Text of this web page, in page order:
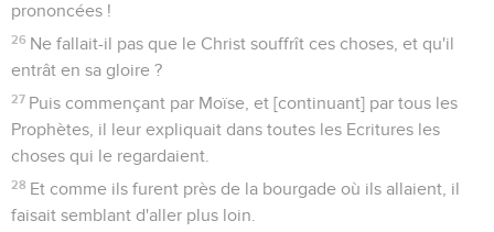
prononcées !
26 Ne fallait-il pas que le Christ souffrît ces choses, et qu'il
entrât en sa gloire ?
27 Puis commençant par Moïse, et [continuant] par tous les
Prophètes, il leur expliquait dans toutes les Ecritures les
choses qui le regardaient.
28 Et comme ils furent près de la bourgade où ils allaient, il
faisait semblant d'aller plus loin.